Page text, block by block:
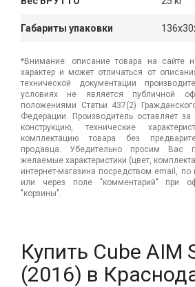
Габариты упаковки
*Внимание: описание товара на сайте
характер и может отличаться от
технической документации
условиях не является публичной
положениями Статьи 437(2)
Федерации. Производитель оставляет
конструкцию, технические
комплектацию товара без
продавца. Убедительно просим Вас
желаемые характеристики (цвет,
интернет-магазина посредством email,
или через поле "комментарий" при
"корзины".
Купить Cube AIM
(2016) в